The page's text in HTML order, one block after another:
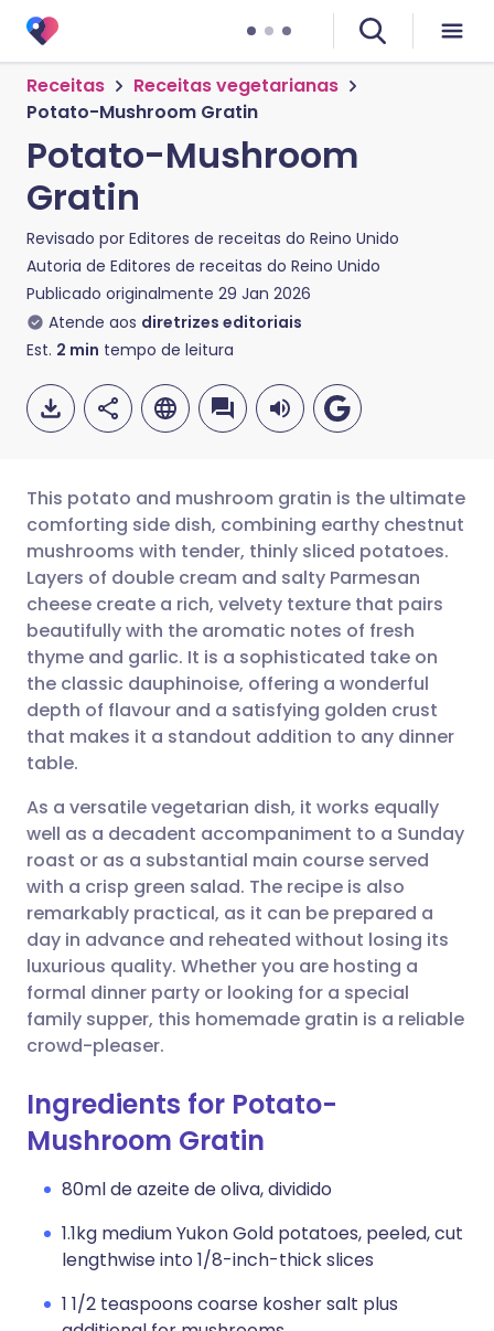
Receitas
Receitas vegetarianas
Potato-Mushroom Gratin
Potato-Mushroom
Gratin
Revisado por Editores de receitas do Reino Unido
Autoria de Editores de receitas do Reino Unido
Publicado originalmente 29 Jan 2026
Atende aos diretrizes editoriais
Est. 2 min tempo de leitura
Compartilhar por e-mail
Compartilhar no Facebook
Compartilhar via LinkedIn
Compartilhar via X
Compartilhar via WhatsApp
Copiar link
🇬🇧 English 🇩🇪 Deutsch
🇪🇸 Español 🇫🇷 Français
🇮🇹 Italiano 🇵🇹
🇮🇳 हिन्दी 🇮🇱 עברית
🇸🇦 عربي 🇸🇪 Svenska
This potato and mushroom gratin is the ultimate
comforting side dish, combining earthy chestnut
mushrooms with tender, thinly sliced potatoes.
Layers of double cream and salty Parmesan
cheese create a rich, velvety texture that pairs
beautifully with the aromatic notes of fresh
thyme and garlic. It is a sophisticated take on
the classic dauphinoise, offering a wonderful
depth of flavour and a satisfying golden crust
that makes it a standout addition to any dinner
table.
As a versatile vegetarian dish, it works equally
well as a decadent accompaniment to a Sunday
roast or as a substantial main course served
with a crisp green salad. The recipe is also
remarkably practical, as it can be prepared a
day in advance and reheated without losing its
luxurious quality. Whether you are hosting a
formal dinner party or looking for a special
family supper, this homemade gratin is a reliable
crowd-pleaser.
Ingredients for Potato-
Mushroom Gratin
80ml de azeite de oliva, dividido
1.1kg medium Yukon Gold potatoes, peeled, cut
lengthwise into 1/8-inch-thick slices
1 1/2 teaspoons coarse kosher salt plus